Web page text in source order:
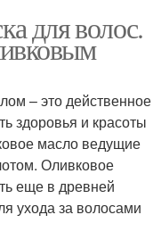
для волос.
– это действенное
здоровья и красоты
масло ведущие
Оливковое
еще в древней
ухода за волосами